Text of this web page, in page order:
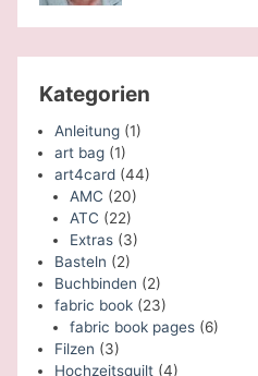
Kategorien
Anleitung(1)
art bag(1)
art4card(44)
AMC (20)
ATC (22)
Extras(3)
Basteln (2)
Buchbinden (2)
fabric book(23)
fabric book pages(6)
Filzen (3)
Hochzeitsquilt(4)